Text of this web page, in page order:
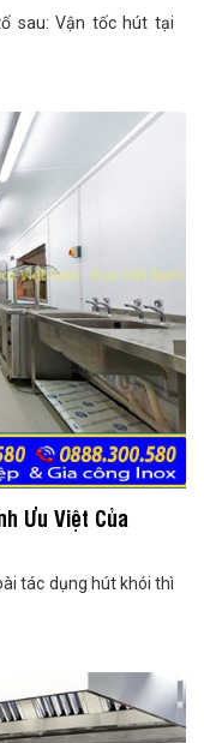
sau: Vận tốc hút tại
Ưu Việt Của
tác dụng hút khói thì